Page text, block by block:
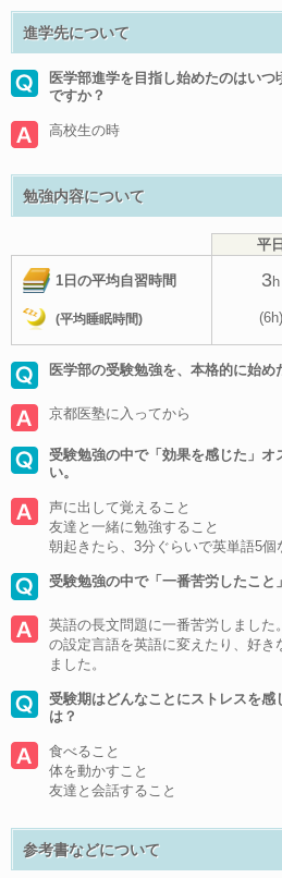
進学先について
医学部進学を目指し始めたのはい
ですか？
高校生の時
勉強内容について
平日
1日の平均自習時間 3h
(平均睡眠時間) (6h)
医学部の受験勉強を、本格的に始め
京都医塾に入ってから
受験勉強の中で「効果を感じた」オ
い。
声に出して覚えること
友達と一緒に勉強すること
朝起きたら、3分ぐらいで英単語5個
受験勉強の中で「一番苦労したこと
英語の長文問題に一番苦労しました
の設定言語を英語に変えたり、好き
ました。
受験期はどんなことにストレスを
は？
食べること
体を動かすこと
友達と会話すること
参考書などについて